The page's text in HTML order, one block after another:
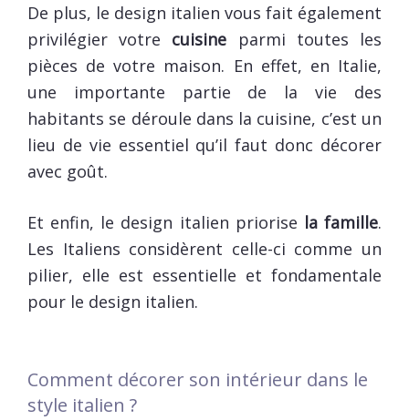
De plus, le design italien vous fait également
privilégier votre cuisine parmi toutes les
pièces de votre maison. En effet, en Italie,
une importante partie de la vie des
habitants se déroule dans la cuisine, c’est un
lieu de vie essentiel qu’il faut donc décorer
avec goût.
Et enfin, le design italien priorise la famille.
Les Italiens considèrent celle-ci comme un
pilier, elle est essentielle et fondamentale
pour le design italien.
Comment décorer son intérieur dans le
style italien ?